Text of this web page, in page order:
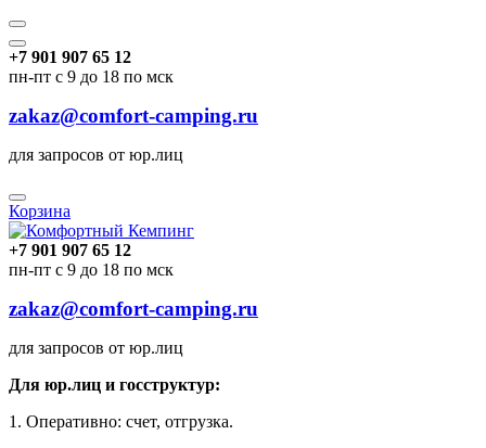
+7 901 907 65 12
пн-пт с 9 до 18 по мск
zakaz@comfort-camping.ru
для запросов от юр.лиц
Корзина
+7 901 907 65 12
пн-пт с 9 до 18 по мск
zakaz@comfort-camping.ru
для запросов от юр.лиц
Для юр.лиц и госструктур:
1. Оперативно: счет, отгрузка.